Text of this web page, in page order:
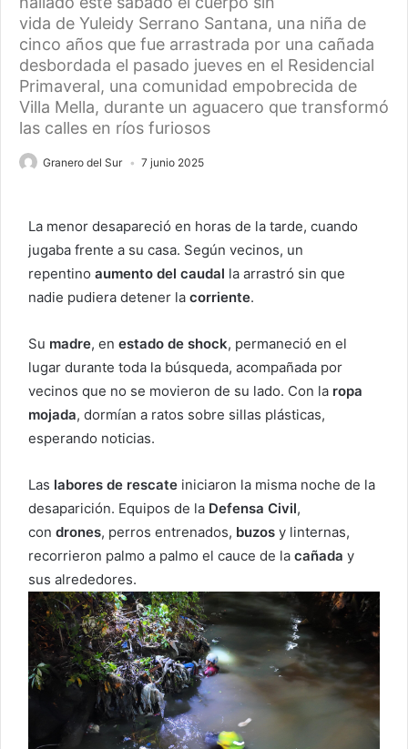
vida de Yuleidy Serrano Santana, una niña de
cinco años que fue arrastrada por una cañada
desbordada el pasado jueves en el Residencial
Primaveral, una comunidad empobrecida de
Villa Mella, durante un aguacero que transformó
las calles en ríos furiosos
Granero del Sur 7 junio 2025
La menor desapareció en horas de la tarde, cuando
jugaba frente a su casa. Según vecinos, un
repentino aumento del caudal la arrastró sin que
nadie pudiera detener la corriente.
Su madre, en estado de shock, permaneció en el
lugar durante toda la búsqueda, acompañada por
vecinos que no se movieron de su lado. Con la ropa
mojada, dormían a ratos sobre sillas plásticas,
esperando noticias.
Las labores de rescate iniciaron la misma noche de la
desaparición. Equipos de la Defensa Civil,
con drones, perros entrenados, buzos y linternas,
recorrieron palmo a palmo el cauce de la cañada y
sus alrededores.